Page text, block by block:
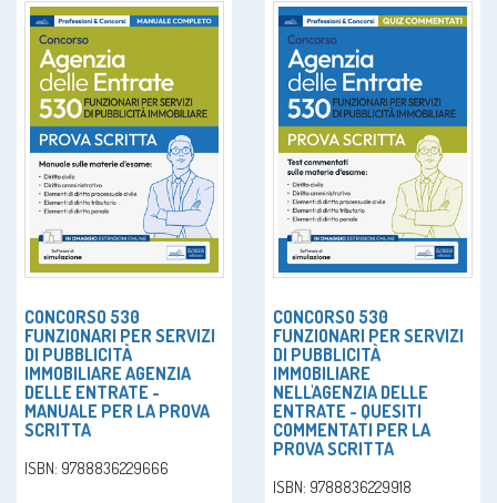
CONCORSO 530
FUNZIONARI PER SERVIZI
DI PUBBLICITÀ
IMMOBILIARE AGENZIA
DELLE ENTRATE -
MANUALE PER LA PROVA
SCRITTA
ISBN: 9788836229666
CONCORSO 530
FUNZIONARI PER SERVIZI
DI PUBBLICITÀ
IMMOBILIARE
NELL'AGENZIA DELLE
ENTRATE - QUESITI
COMMENTATI PER LA
PROVA SCRITTA
ISBN: 9788836229918